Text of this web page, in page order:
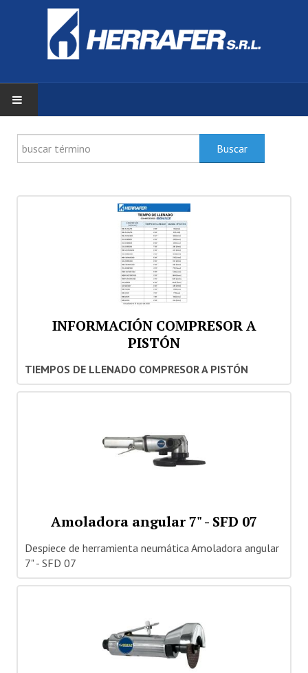
INICIO
ZONA DE CLIENTES
Dónde estamos
Staff
Cobertura Nacional
Buscar
INFORMACIÓN COMPRESOR A
PISTÓN
TIEMPOS DE LLENADO COMPRESOR A PISTÓN
Amoladora angular 7" - SFD 07
Despiece de herramienta neumática Amoladora angular
7" - SFD 07